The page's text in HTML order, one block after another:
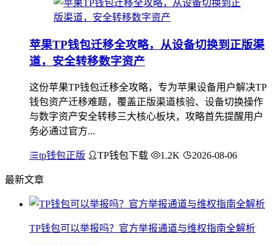
苹果TP钱包迁移全攻略，从设备切换到正版渠
道，安全转移数字资产
这份苹果TP钱包迁移全攻略，专为苹果设备用户解决TP
钱包资产迁移难题，覆盖正版渠道核验、设备切换操作
与数字资产安全转移三大核心板块，攻略首先提醒用户
务必通过官方...
tp钱包正版 TP钱包下载 1.2K 2026-08-06
最新文章
TP钱包可以举报吗？官方举报通道与维权指南全解析